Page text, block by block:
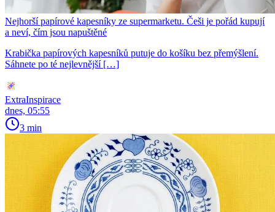
Nejhorší papírové kapesníky ze supermarketu. Češi je pořád kupují
a neví, čím jsou napuštěné
Krabička papírových kapesníků putuje do košíku bez přemýšlení.
Sáhnete po té nejlevnější […]
ExtraInspirace
dnes, 05:55
3 min